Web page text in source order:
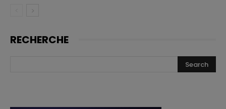
RECHERCHE